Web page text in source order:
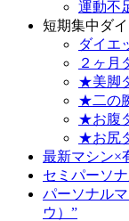
運動不
短期集中ダイ
ダイエ
２ヶ月
★美脚
★二の
★お腹
★お尻
最新マシン×
セミパーソ
パーソナル
ウ）”